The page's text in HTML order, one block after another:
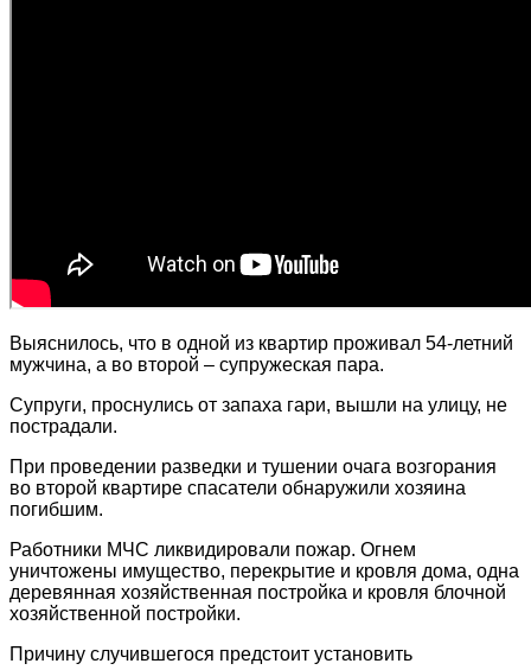
Выяснилось, что в одной из квартир проживал 54-летний
мужчина, а во второй – супружеская пара.
Супруги, проснулись от запаха гари, вышли на улицу, не
пострадали.
При проведении разведки и тушении очага возгорания
во второй квартире спасатели обнаружили хозяина
погибшим.
Работники МЧС ликвидировали пожар. Огнем
уничтожены имущество, перекрытие и кровля дома, одна
деревянная хозяйственная постройка и кровля блочной
хозяйственной постройки.
Причину случившегося предстоит установить